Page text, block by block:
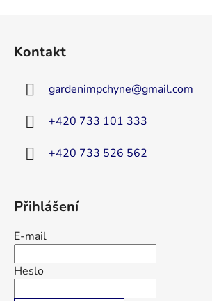
Kontakt
gardenimpchyne@gmail.com
+420 733 101 333
+420 733 526 562
Přihlášení
E-mail
Heslo